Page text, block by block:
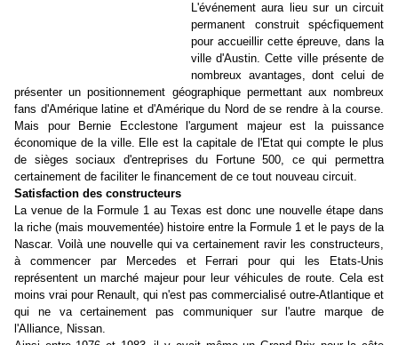
L'événement aura lieu sur un circuit
permanent construit spécfiquement
pour accueillir cette épreuve, dans la
ville d'Austin. Cette ville présente de
nombreux avantages, dont celui de
présenter un positionnement géographique permettant aux nombreux
fans d'Amérique latine et d'Amérique du Nord de se rendre à la course.
Mais pour Bernie Ecclestone l'argument majeur est la puissance
économique de la ville. Elle est la capitale de l'Etat qui compte le plus
de sièges sociaux d'entreprises du Fortune 500, ce qui permettra
certainement de faciliter le financement de ce tout nouveau circuit.
Satisfaction des constructeurs
La venue de la Formule 1 au Texas est donc une nouvelle étape dans
la riche (mais mouvementée) histoire entre la Formule 1 et le pays de la
Nascar. Voilà une nouvelle qui va certainement ravir les constructeurs,
à commencer par Mercedes et Ferrari pour qui les Etats-Unis
représentent un marché majeur pour leur véhicules de route. Cela est
moins vrai pour Renault, qui n'est pas commercialisé outre-Atlantique et
qui ne va certainement pas communiquer sur l'autre marque de
l'Alliance, Nissan.